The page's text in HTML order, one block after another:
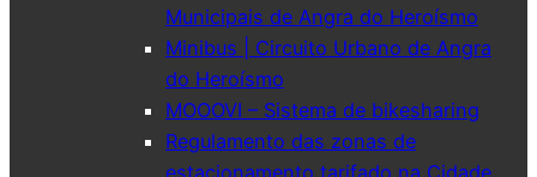
Municipais de Angra do Heroísmo
Minibus | Circuito Urbano de Angra
do Heroísmo
MOOOVI – Sistema de bikesharing
Regulamento das zonas de